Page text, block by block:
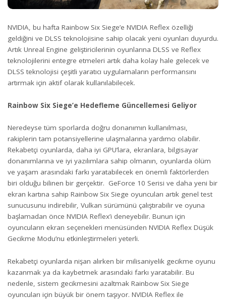
NVIDIA, bu hafta Rainbow Six Siege’e NVIDIA Reflex özelliği
geldiğini ve DLSS teknolojisine sahip olacak yeni oyunları duyurdu.
Artık Unreal Engine geliştiricilerinin oyunlarına DLSS ve Reflex
teknolojilerini entegre etmeleri artık daha kolay hale gelecek ve
DLSS teknolojisi çeşitli yaratıcı uygulamaların performansını
artırmak için aktif olarak kullanılabilecek.
Rainbow Six Siege’e Hedefleme Güncellemesi Geliyor
Neredeyse tüm sporlarda doğru donanımın kullanılması,
rakiplerin tam potansiyellerine ulaşmalarına yardımcı olabilir.
Rekabetçi oyunlarda, daha iyi GPU’lara, ekranlara, bilgisayar
donanımlarına ve iyi yazılımlara sahip olmanın, oyunlarda ölüm
ve yaşam arasındaki farkı yaratabilecek en önemli faktörlerden
biri olduğu bilinen bir gerçektir. GeForce 10 Serisi ve daha yeni bir
ekran kartına sahip Rainbow Six Siege oyuncuları artık genel test
sunucusunu indirebilir, Vulkan sürümünü çalıştırabilir ve oyuna
başlamadan önce NVIDIA Reflex’i deneyebilir. Bunun için
oyuncuların ekran seçenekleri menüsünden NVIDIA Reflex Düşük
Gecikme Modu’nu etkinleştirmeleri yeterli.
Rekabetçi oyunlarda nişan alırken bir milisaniyelik gecikme oyunu
kazanmak ya da kaybetmek arasındaki farkı yaratabilir. Bu
nedenle, sistem gecikmesini azaltmak Rainbow Six Siege
oyuncuları için büyük bir önem taşıyor. NVIDIA Reflex ile